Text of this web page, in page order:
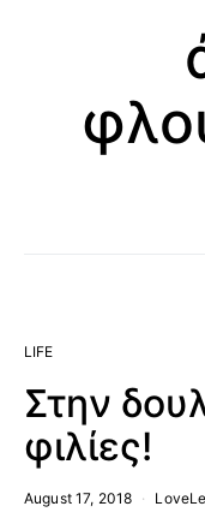
LIFE
Στην
φιλίες!
August 17, 2018